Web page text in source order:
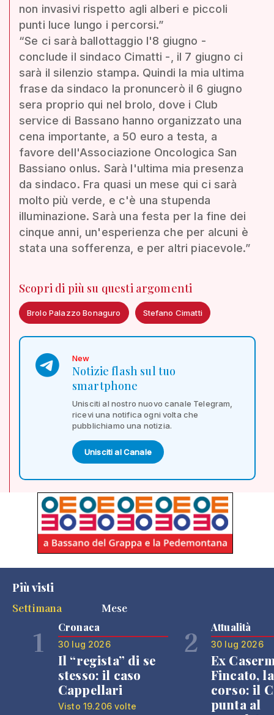
non invasivi rispetto agli alberi e piccoli
punti luce lungo i percorsi.”
“Se ci sarà ballottaggio l'8 giugno -
conclude il sindaco Cimatti -, il 7 giugno ci
sarà il silenzio stampa. Quindi la mia ultima
frase da sindaco la pronuncerò il 6 giugno
sera proprio qui nel brolo, dove i Club
service di Bassano hanno organizzato una
cena importante, a 50 euro a testa, a
favore dell'Associazione Oncologica San
Bassiano onlus. Sarà l'ultima mia presenza
da sindaco. Fra quasi un mese qui ci sarà
molto più verde, e c'è una stupenda
illuminazione. Sarà una festa per la fine dei
cinque anni, un'esperienza che per alcuni è
stata una sofferenza, e per altri piacevole.”
Scopri di più su questi argomenti
Brolo Palazzo Bonaguro Stefano Cimatti
New
Notizie flash sul tuo
smartphone
Unisciti al nostro nuovo canale Telegram,
ricevi una notifica ogni volta che
pubblichiamo una notizia.
Unisciti al Canale
Più visti
Settimana
Mese
1 Cronaca
30 lug 2026
Il “regista” di se
stesso: il caso
Cappellari
Visto 19.206 volte
2 Attualità
30 lug 2026
Ex
Fincato,
corso: il
punta al